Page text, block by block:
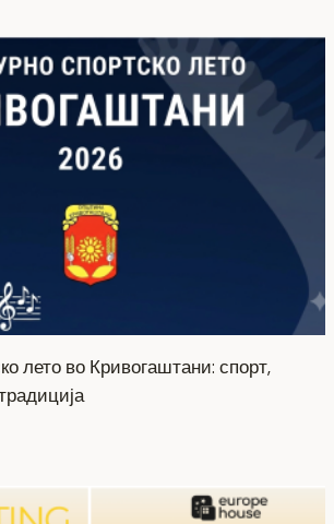
лето во Кривогаштани: спорт,